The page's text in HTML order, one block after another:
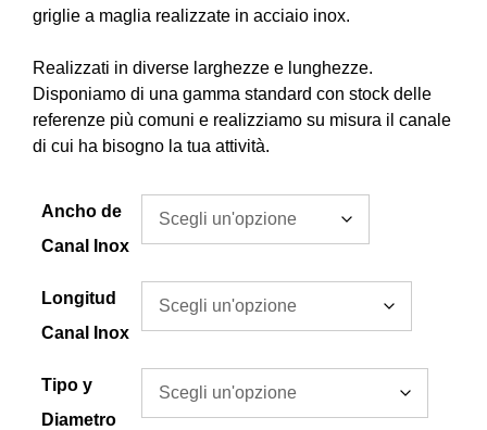
griglie a maglia realizzate in acciaio inox.
Realizzati in diverse larghezze e lunghezze.
Disponiamo di una gamma standard con stock delle
referenze più comuni e realizziamo su misura il canale
di cui ha bisogno la tua attività.
Ancho de
Canal Inox
Longitud
Canal Inox
Tipo y
Diametro